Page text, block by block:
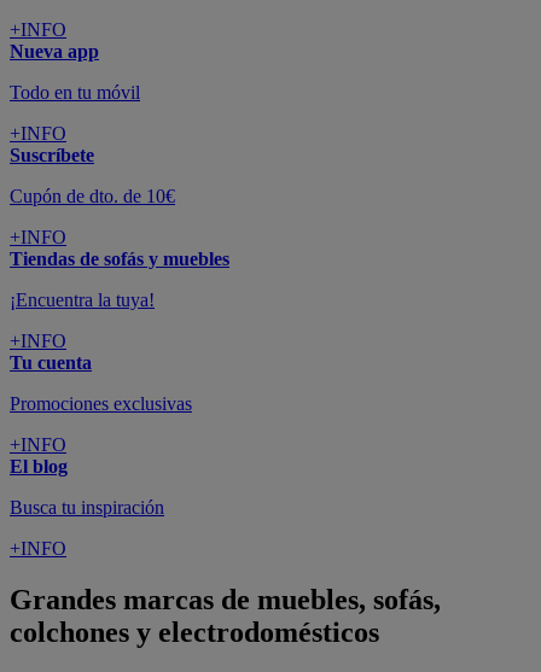
+INFO
Nueva app
Todo en tu móvil
+INFO
Suscríbete
Cupón de dto. de 10€
+INFO
Tiendas de sofás y muebles
¡Encuentra la tuya!
+INFO
Tu cuenta
Promociones exclusivas
+INFO
El blog
Busca tu inspiración
+INFO
Grandes marcas de muebles, sofás,
colchones y electrodomésticos